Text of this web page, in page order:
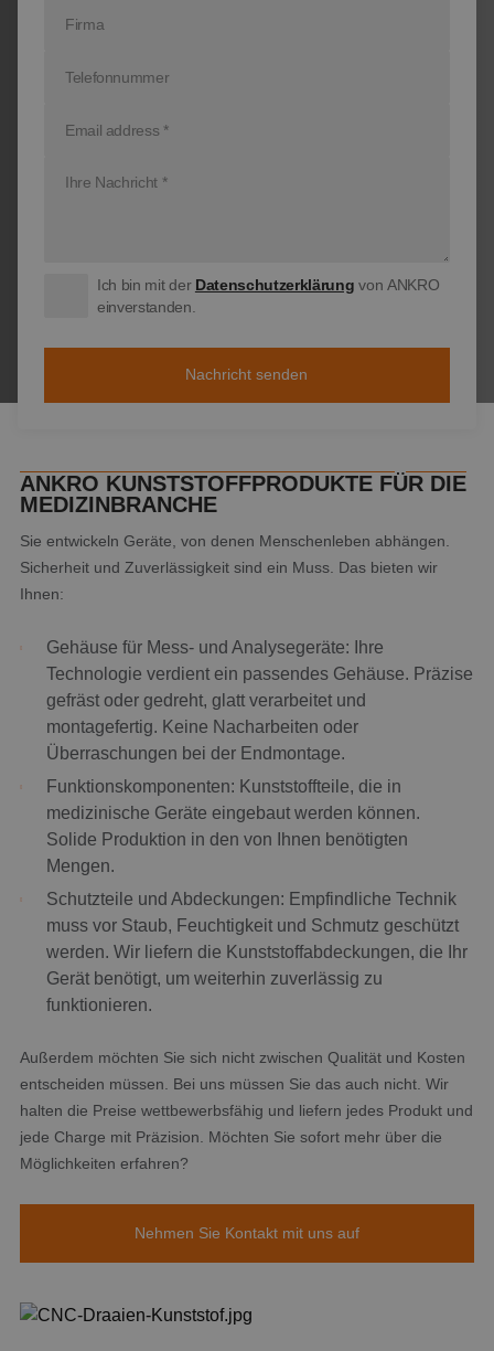
Ich bin mit der Datenschutzerklärung von ANKRO
einverstanden.
ANKRO KUNSTSTOFFPRODUKTE FÜR DIE
MEDIZINBRANCHE
Sie entwickeln Geräte, von denen Menschenleben abhängen.
Sicherheit und Zuverlässigkeit sind ein Muss. Das bieten wir
Ihnen:
Gehäuse für Mess- und Analysegeräte: Ihre
Technologie verdient ein passendes Gehäuse. Präzise
gefräst oder gedreht, glatt verarbeitet und
montagefertig. Keine Nacharbeiten oder
Überraschungen bei der Endmontage.
Funktionskomponenten: Kunststoffteile, die in
medizinische Geräte eingebaut werden können.
Solide Produktion in den von Ihnen benötigten
Mengen.
Schutzteile und Abdeckungen: Empfindliche Technik
muss vor Staub, Feuchtigkeit und Schmutz geschützt
werden. Wir liefern die Kunststoffabdeckungen, die Ihr
Gerät benötigt, um weiterhin zuverlässig zu
funktionieren.
Außerdem möchten Sie sich nicht zwischen Qualität und Kosten
entscheiden müssen. Bei uns müssen Sie das auch nicht. Wir
halten die Preise wettbewerbsfähig und liefern jedes Produkt und
jede Charge mit Präzision. Möchten Sie sofort mehr über die
Möglichkeiten erfahren?
Nehmen Sie Kontakt mit uns auf